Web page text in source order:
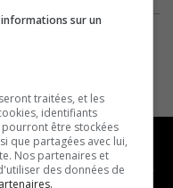
sur un
traitées, et les
identifiants
être stockées
que partagées avec lui,
Nos partenaires et
des données de